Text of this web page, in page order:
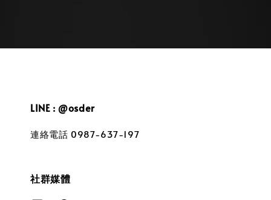
LINE : @osder
連絡電話 0987-637-197
社群媒體